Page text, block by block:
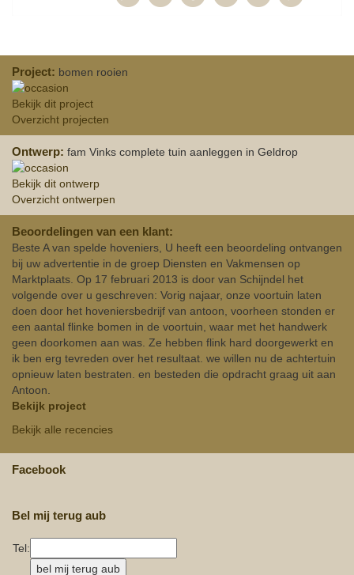
Project: bomen rooien
Bekijk dit project
Overzicht projecten
Ontwerp: fam Vinks complete tuin aanleggen in Geldrop
Bekijk dit ontwerp
Overzicht ontwerpen
Beoordelingen van een klant:
Beste A van spelde hoveniers, U heeft een beoordeling ontvangen
bij uw advertentie in de groep Diensten en Vakmensen op
Marktplaats. Op 17 februari 2013 is door van Schijndel het
volgende over u geschreven: Vorig najaar, onze voortuin laten
doen door het hoveniersbedrijf van antoon, voorheen stonden er
een aantal flinke bomen in de voortuin, waar met het handwerk
geen doorkomen aan was. Ze hebben flink hard doorgewerkt en
ik ben erg tevreden over het resultaat. we willen nu de achtertuin
opnieuw laten bestraten. en besteden die opdracht graag uit aan
Antoon.
Bekijk project
Bekijk alle recencies
Facebook
Bel mij terug aub
Tel: